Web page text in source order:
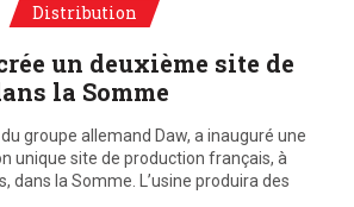
Distribution
un deuxième site de
la Somme
groupe allemand Daw, a inauguré une
unique site de production français, à
dans la Somme. L’usine produira des